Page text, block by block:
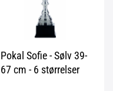
Pokal Sofie - Sølv 39-
67 cm - 6 størrelser